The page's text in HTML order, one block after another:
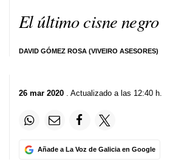
El último cisne negro
DAVID GÓMEZ ROSA (VIVEIRO ASESORES)
26 mar 2020 . Actualizado a las 12:40 h.
Añade a La Voz de Galicia en Google